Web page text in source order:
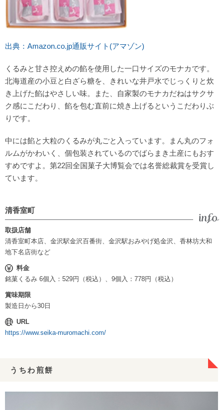
出典：Amazon.co.jp通販サイト(アマゾン)
くるみと甘さ控えめの餡を使用した一口サイズのモナカです。
北海道産の小豆と白ざら糖を、きれいな井戸水でじっくりと炊
き上げた餡はやさしい味。また、自家製のモナカだねはサクサ
ク感にこだわり、餡を包む直前に焼き上げるというこだわりぶ
りです。
中には餡と大粒のくるみが丸ごと入っています。まん丸のフォ
ルムがかわいく、個包装されているのでばらまき土産にもおす
すめですよ。第22回全国菓子大博覧会では名誉総裁賞を受賞し
ています。
清香室町
取扱店舗
清香室町本店、金沢駅金沢百番街、金沢駅おみやげ処金沢、香林坊大和
地下名店街など
料金
銘菓くるみ 6個入：529円（税込）、9個入：778円（税込）
賞味期限
製造日から30日
URL
https://www.seika-muromachi.com/
うちわ煎餅